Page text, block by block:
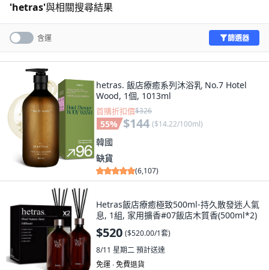
'hetras'與相關搜尋結果
含運 篩選器
hetras. 飯店療癒系列沐浴乳 No.7 Hotel
Wood, 1個, 1013ml
首購折扣價$326
55% $144 ($14.22/100ml)
韓國
缺貨
(6,107)
Hetras飯店療癒極致500ml-持久散發迷人氣
息, 1組, 家用擴香#07飯店木質香(500ml*2)
$520 ($520.00/1套)
8/11 星期二預計送達
免運 ∙ 免費退貨